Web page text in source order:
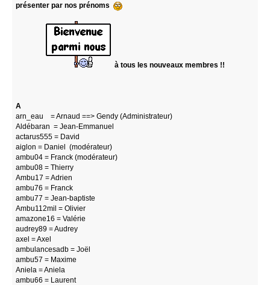
présenter par nos prénoms
à tous les nouveaux membres !!
A
arn_eau = Arnaud ==> Gendy (Administrateur)
Aldébaran = Jean-Emmanuel
actarus555 = David
aiglon = Daniel (modérateur)
ambu04 = Franck (modérateur)
ambu08 = Thierry
Ambu17 = Adrien
ambu76 = Franck
ambu77 = Jean-baptiste
Ambu112mil = Olivier
amazone16 = Valérie
audrey89 = Audrey
axel = Axel
ambulancesadb = Joël
ambu57 = Maxime
Aniela = Aniela
ambu66 = Laurent